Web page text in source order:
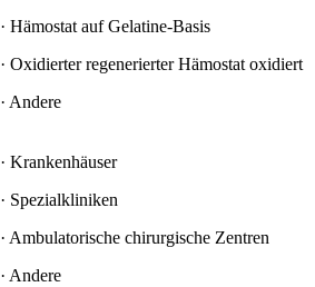
· Hämostat auf Gelatine-Basis
· Oxidierter regenerierter Hämostat oxidiert
· Andere
· Krankenhäuser
· Spezialkliniken
· Ambulatorische chirurgische Zentren
· Andere